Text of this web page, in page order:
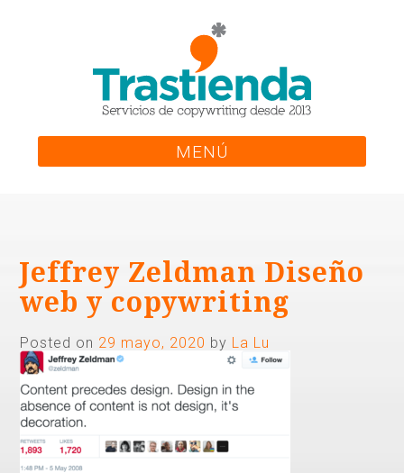
MENÚ
Jeffrey Zeldman Diseño
web y copywriting
Posted on 29 mayo, 2020 by La Lu